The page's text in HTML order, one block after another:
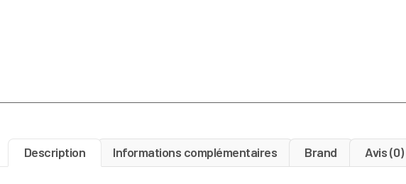
Description Informations complémentaires Brand Avis (0)